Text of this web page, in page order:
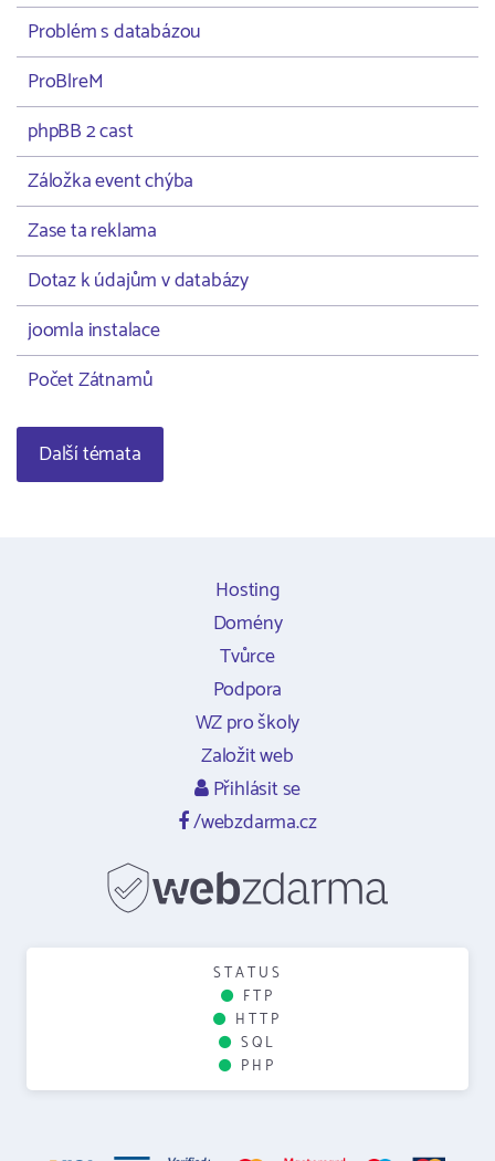
Problém s databázou
ProBlreM
phpBB 2 cast
Záložka event chýba
Zase ta reklama
Dotaz k údajům v databázy
joomla instalace
Počet Zátnamů
Další témata
Hosting
Domény
Tvůrce
Podpora
WZ pro školy
Založit web
Přihlásit se
/webzdarma.cz
STATUS
FTP
HTTP
SQL
PHP